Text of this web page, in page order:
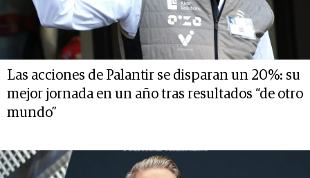
Las acciones de Palantir se disparan un 20%: su
mejor jornada en un año tras resultados “de otro
mundo”